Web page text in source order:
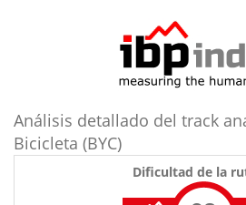
Análisis detallado del track
Bicicleta (BYC)
Dificultad de la